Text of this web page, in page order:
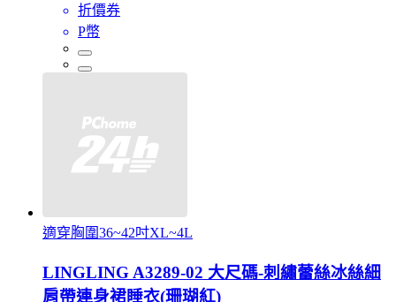
折價券
P幣
適穿胸圍36~42吋XL~4L
LINGLING A3289-02 大尺碼-刺繡蕾絲冰絲細
肩帶連身裙睡衣(珊瑚紅)